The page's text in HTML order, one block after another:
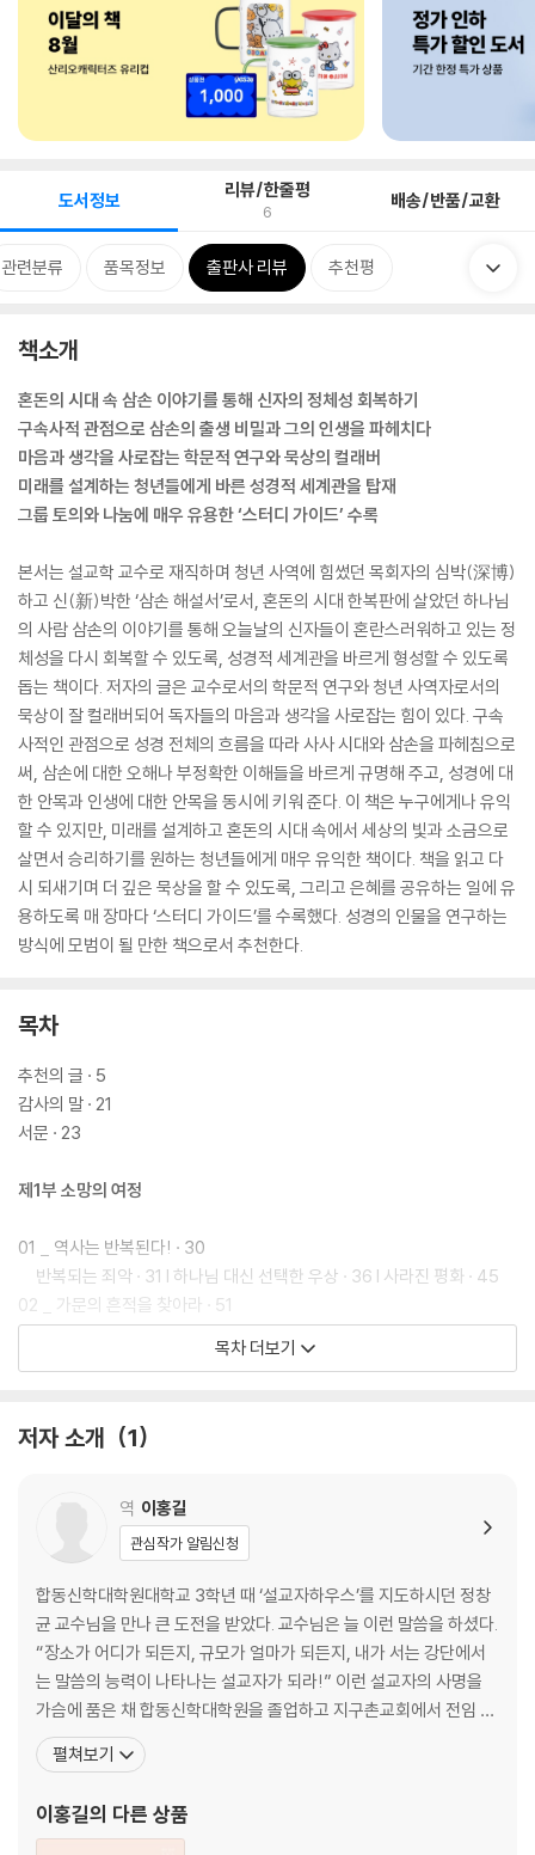
도서정보 리뷰/한줄평
6 배송/반품/교환
관련분류 품목정보 출판사 리뷰 추천평
책소개
혼돈의 시대 속 삼손 이야기를 통해 신자의 정체성 회복하기
구속사적 관점으로 삼손의 출생 비밀과 그의 인생을 파헤치다
마음과 생각을 사로잡는 학문적 연구와 묵상의 컬래버
미래를 설계하는 청년들에게 바른 성경적 세계관을 탑재
그룹 토의와 나눔에 매우 유용한 ‘스터디 가이드’ 수록
본서는 설교학 교수로 재직하며 청년 사역에 힘썼던 목회자의 심박(深博)
하고 신(新)박한 ‘삼손 해설서’로서, 혼돈의 시대 한복판에 살았던 하나님
의 사람 삼손의 이야기를 통해 오늘날의 신자들이 혼란스러워하고 있는 정
체성을 다시 회복할 수 있도록, 성경적 세계관을 바르게 형성할 수 있도록
돕는 책이다. 저자의 글은 교수로서의 학문적 연구와 청년 사역자로서의
묵상이 잘 컬래버되어 독자들의 마음과 생각을 사로잡는 힘이 있다. 구속
사적인 관점으로 성경 전체의 흐름을 따라 사사 시대와 삼손을 파헤침으로
써, 삼손에 대한 오해나 부정확한 이해들을 바르게 규명해 주고, 성경에 대
한 안목과 인생에 대한 안목을 동시에 키워 준다. 이 책은 누구에게나 유익
할 수 있지만, 미래를 설계하고 혼돈의 시대 속에서 세상의 빛과 소금으로
살면서 승리하기를 원하는 청년들에게 매우 유익한 책이다. 책을 읽고 다
시 되새기며 더 깊은 묵상을 할 수 있도록, 그리고 은혜를 공유하는 일에 유
용하도록 매 장마다 ‘스터디 가이드’를 수록했다. 성경의 인물을 연구하는
방식에 모범이 될 만한 책으로서 추천한다.
목차
추천의 글 · 5
감사의 말 · 21
서문 · 23
제1부 소망의 여정
01 _ 역사는 반복된다! · 30
반복되는 죄악 · 31 I 하나님 대신 선택한 우상 · 36 I 사라진 평화 · 45
02 _ 가문의 흔적을 찾아라 · 51
야곱의 다섯째 아들, 단(Dan) · 52 I 기업을 포기한 단 지파 · 54 I 좁은
삼손의 아버지, 마노아 · 78 I 삼손의 이웃사촌, 블레셋 · 85
하나님의 사자 · 92 I 나실인 삼손 · 96 I 사사 삼손 · 102 I 태양으로 향하
제2부 나실인 삼손
05 _ 첫 번째 도전: 포도주의 유혹을 떨쳐라 · 114
삼손의 결혼 · 114 I 포도주 한 잔의 유혹 · 122
06 _ 두 번째 도전: 부정한 것을 멀리하라 · 128
전쟁의 도화선이 된 수수께끼 · 128 I 사사 삼손의 딜레마 · 134
07 _ 세 번째 도전: 머리털을 지켜라 · 142
ah) · 147 I 힘의 근원 · 157
목차 더보기
저자 소개 1
역 이홍길
관심작가 알림신청
합동신학대학원대학교 3학년 때 ‘설교자하우스’를 지도하시던 정창
균 교수님을 만나 큰 도전을 받았다. 교수님은 늘 이런 말씀을 하셨다.
“장소가 어디가 되든지, 규모가 얼마가 되든지, 내가 서는 강단에서
는 말씀의 능력이 나타나는 설교자가 되라!” 이런 설교자의 사명을
가슴에 품은 채 합동신학대학원을 졸업하고 지구촌교회에서 전임 목
회를 시작했다. 신학교와 설교자하우스에서 배운 대로 하나님의 말씀
을 잘 전하고 싶었다. 그러나 목회 현실은 녹록지 않았다. 설교에 대한
해 미국 유학길에 올랐다. 강해 설교로 정평이 나
펼쳐보기
이홍길의 다른 상품